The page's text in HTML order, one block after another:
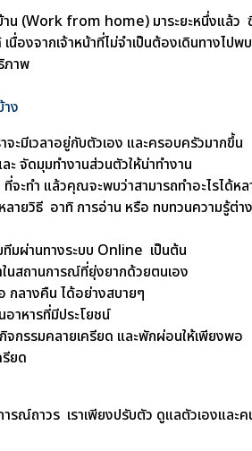
าน (Work from home) มาระยะหนึ่งแล้
องจากเจ้าหน้าที่ไม่จำเป็นต้องเดินทางไป
ภาพ
ง
ะมีเวลาอยู่กับตัวเอง และครอบครัวมากขึ้น
ะ จัดมุมทำงานส่วนตัวให้น่าทำงาน
ะทำ แล้วคุณจะพบว่าสามารถทำอะไรได้ห
ลายวิธี อาทิ การอ่าน หรือ ทบทวนความรู้ต่
ทีมผ่านทางระบบ Online เป็นต้น
นสถานการณ์ที่ยุ่งยากด้วยตนเอง
กลางคืน ได้อย่างสบายๆ
อาหารที่มีประโยชน์
กรรมคลายเครียด และพักผ่อนให้เพียงพอ
ยด
รณ์ถาวร เราเพียงปรับตัว ดูแลตัวเองและ